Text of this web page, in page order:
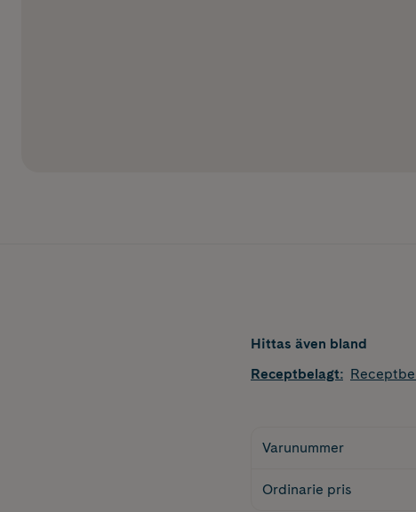
Hittas även bland
Receptbelagt:
Varunummer
Ordinarie pris